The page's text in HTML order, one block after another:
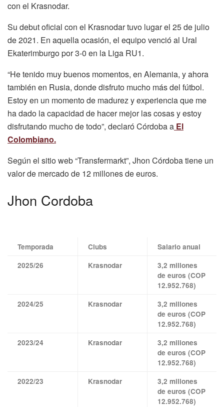
con el Krasnodar.
Su debut oficial con el Krasnodar tuvo lugar el 25 de julio
de 2021. En aquella ocasión, el equipo venció al Ural
Ekaterimburgo por 3-0 en la Liga RU1.
“He tenido muy buenos momentos, en Alemania, y ahora
también en Rusia, donde disfruto mucho más del fútbol.
Estoy en un momento de madurez y experiencia que me
ha dado la capacidad de hacer mejor las cosas y estoy
disfrutando mucho de todo”, declaró Córdoba a El
Colombiano.
Según el sitio web “Transfermarkt”, Jhon Córdoba tiene un
valor de mercado de 12 millones de euros.
Jhon Cordoba
Temporada Clubs
Salario anual
2025/26
Krasnodar
3,2 millones
de euros (COP
12.952.768)
2024/25
Krasnodar
3,2 millones
de euros (COP
12.952.768)
2023/24
Krasnodar
3,2 millones
de euros (COP
12.952.768)
2022/23
Krasnodar
3,2 millones
de euros (COP
12.952.768)